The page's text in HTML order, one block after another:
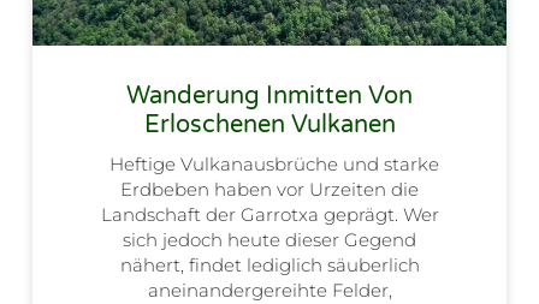
Wanderung Inmitten Von
Erloschenen Vulkanen
Heftige Vulkanausbrüche und starke
Erdbeben haben vor Urzeiten die
Landschaft der Garrotxa geprägt. Wer
sich jedoch heute dieser Gegend
nähert, findet lediglich säuberlich
aneinandergereihte Felder,